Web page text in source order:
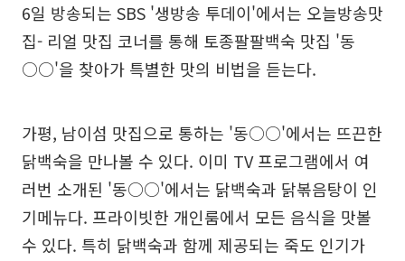
6일 방송되는 SBS '생방송 투데이'에서는 오늘방송맛
집- 리얼 맛집 코너를 통해 토종팔팔백숙 맛집 '동
○○'을 찾아가 특별한 맛의 비법을 듣는다.
가평, 남이섬 맛집으로 통하는 '동○○'에서는 뜨끈한
닭백숙을 만나볼 수 있다. 이미 TV 프로그램에서 여
러번 소개된 '동○○'에서는 닭백숙과 닭볶음탕이 인
기메뉴다. 프라이빗한 개인룸에서 모든 음식을 맛볼
수 있다. 특히 닭백숙과 함께 제공되는 죽도 인기가